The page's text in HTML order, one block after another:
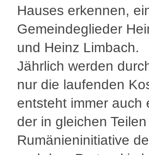
Hauses erkennen,
Gemeindeglieder
und Heinz Limbach.
Jährlich werden
nur die laufenden
entsteht immer auch
der in gleichen
Rumänieninitiative